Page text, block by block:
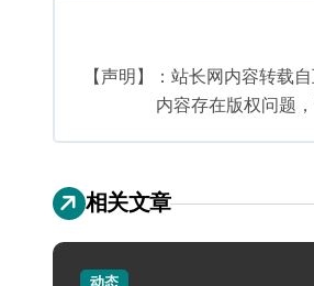
【声明】：站长网内容转载
内容存在版权问题
相关文章
动态